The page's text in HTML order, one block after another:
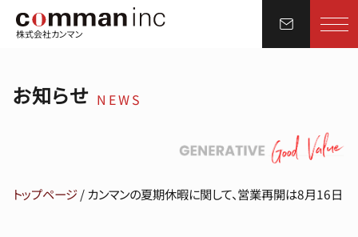
株式会社カンマン
お知らせ NEWS
トップページ/ カンマンの夏期休暇に関して、営業再開は8月16日（